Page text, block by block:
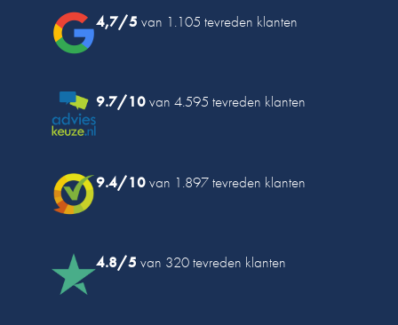
4,7/5 van 1.105 tevreden klanten
9.7/10van 4.595 tevreden klanten
9.4/10van 1.897 tevreden klanten
4.8/5 van 320 tevreden klanten